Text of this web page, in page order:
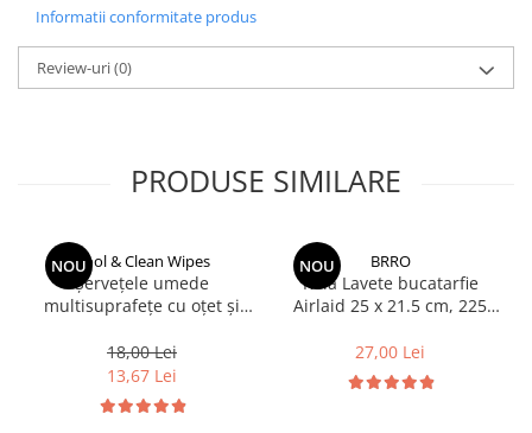
Prosoape de hartie si servetele
Saci gunoi
Solutii universale
Accesorii pentru gradina
Aparate pentru stropit gradina
Articole antidaunatori gradina
Aspersoare
Furtunuri gradinarit
Informatii conformitate produs
Review-uri(0)
PRODUSE SIMILARE
NOUCool & Clean Wipes
Șervețele umede
multisuprafețe cu oțet și
Clean
18,00 Lei
13,67 Lei
NOU BRRO
Rola Lavete bucatarfie
Airlaid 25 x 21.5 cm, 225
27,00 Lei